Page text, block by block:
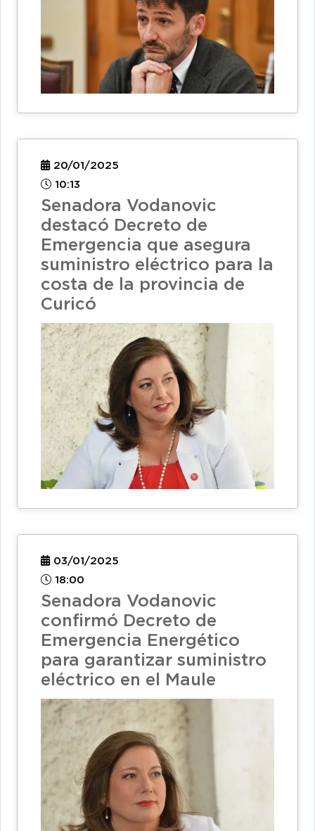
20/01/2025
10:13
Senadora Vodanovic
destacó Decreto de
Emergencia que asegura
suministro eléctrico para la
costa de la provincia de
Curicó
03/01/2025
18:00
Senadora Vodanovic
confirmó Decreto de
Emergencia Energético
para garantizar suministro
eléctrico en el Maule